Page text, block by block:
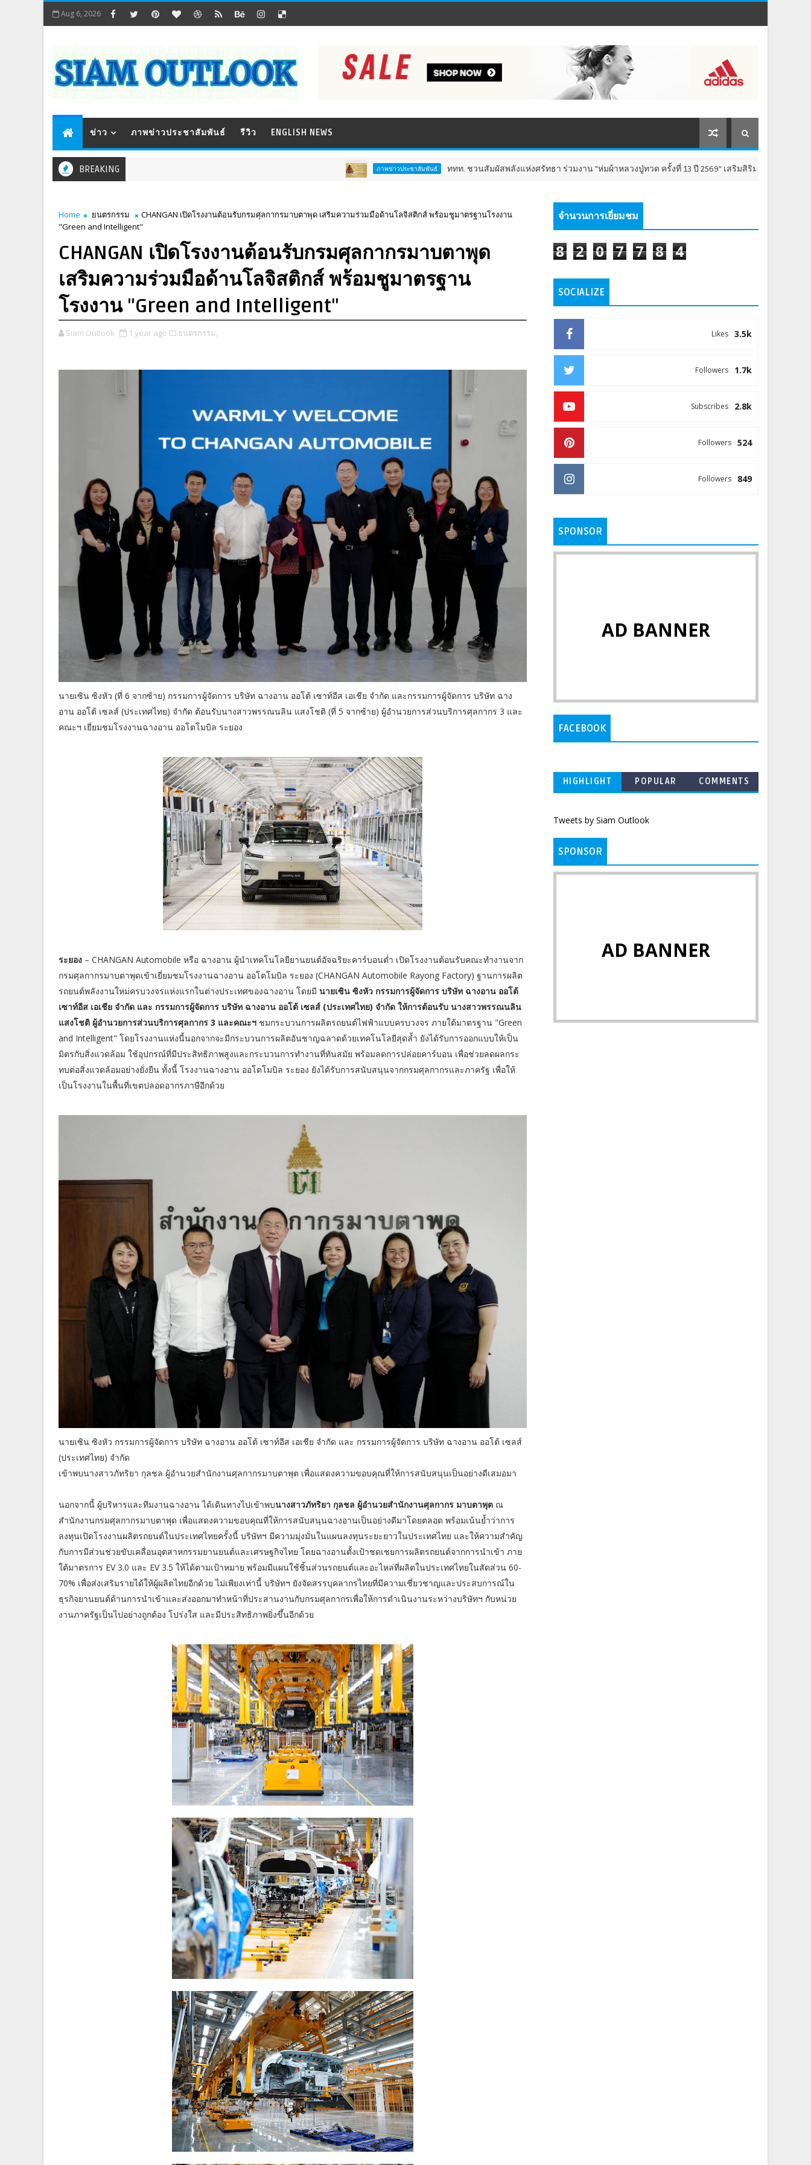
Aug 6, 2026
ข่าว ภาพข่าวประชาสัมพันธ์ รีวิว ENGLISH NEWS
BREAKING ภาพข่าวประชาสัมพันธ์ ททท. ชวนสัมผัสพลังแห่งศรัทธา ร่วมงาน "ห่มผ้าหลวงปู่ทวด ครั้งที่ 13 ปี 2569" เสริมสิริมงคล เติมพลังใจ 8-9 สิ
Home ยนตรกรรม
CHANGAN เปิดโรงงานต้อนรับกรมศุลกากรมาบตาพุด เสริมความร่วมมือด้านโลจิสติกส์ พร้อมชูมาตรฐานโรงงาน
"Green and Intelligent"
CHANGAN เปิดโรงงานต้อนรับกรมศุลกากรมาบตาพุด
เสริมความร่วมมือด้านโลจิสติกส์ พร้อมชูมาตรฐาน
โรงงาน "Green and Intelligent"
Siam Outlook 1 year ago ยนตรกรรม,
นายเซิน ซิงหัว (ที่ 6 จากซ้าย) กรรมการผู้จัดการ บริษัท ฉางอาน ออโต้ เซาท์อีส เอเชีย จำกัด และกรรมการผู้จัดการ บริษัท ฉาง
อาน ออโต้ เซลส์ (ประเทศไทย) จำกัด ต้อนรับนางสาวพรรณนลิน แสงโชติ (ที่ 5 จากซ้าย) ผู้อำนวยการส่วนบริการศุลกากร 3 และ
คณะฯ เยี่ยมชมโรงงานฉางอาน ออโตโมบิล ระยอง
ระยอง – CHANGAN Automobile หรือ ฉางอาน ผู้นำเทคโนโลยียานยนต์อัจฉริยะคาร์บอนต่ำ เปิดโรงงานต้อนรับคณะทำงานจาก
กรมศุลกากรมาบตาพุดเข้าเยี่ยมชมโรงงานฉางอาน ออโตโมบิล ระยอง (CHANGAN Automobile Rayong Factory) ฐานการผลิต
รถยนต์พลังงานใหม่ครบวงจรแห่งแรกในต่างประเทศของฉางอาน โดยมี นายเซิน ซิงหัว กรรมการผู้จัดการ บริษัท ฉางอาน ออโต้
เซาท์อีส เอเชีย จำกัด และ กรรมการผู้จัดการ บริษัท ฉางอาน ออโต้ เซลส์ (ประเทศไทย) จำกัด ให้การต้อนรับ นางสาวพรรณนลิน
แสงโชติ ผู้อำนวยการส่วนบริการศุลกากร 3 และคณะฯ ชมกระบวนการผลิตรถยนต์ไฟฟ้าแบบครบวงจร ภายใต้มาตรฐาน "Green
and Intelligent" โดยโรงงานแห่งนี้นอกจากจะมีกระบวนการผลิตอันชาญฉลาดด้วยเทคโนโลยีสุดล้ำ ยังได้รับการออกแบบให้เป็น
มิตรกับสิ่งแวดล้อม ใช้อุปกรณ์ที่มีประสิทธิภาพสูงและกระบวนการทำงานที่ทันสมัย พร้อมลดการปล่อยคาร์บอน เพื่อช่วยลดผลกระ
ทบต่อสิ่งแวดล้อมอย่างยั่งยืน ทั้งนี้ โรงงานฉางอาน ออโตโมบิล ระยอง ยังได้รับการสนับสนุนจากกรมศุลกากรและภาครัฐ เพื่อให้
เป็นโรงงานในพื้นที่เขตปลอดอากรภาษีอีกด้วย
นายเซิน ซิงหัว กรรมการผู้จัดการ บริษัท ฉางอาน ออโต้ เซาท์อีส เอเชีย จำกัด และ กรรมการผู้จัดการ บริษัท ฉางอาน ออโต้ เซลส์
(ประเทศไทย) จำกัด
เข้าพบนางสาวภัทริยา กุลชล ผู้อำนวยสำนักงานศุลกากรมาบตาพุต เพื่อแสดงความขอบคุณที่ให้การสนับสนุนเป็นอย่างดีเสมอมา
นอกจากนี้ ผู้บริหารและทีมงานฉางอาน ได้เดินทางไปเข้าพบนางสาวภัทริยา กุลชล ผู้อำนวยสำนักงานศุลกากร มาบตาพุต ณ
สำนักงานกรมศุลกากรมาบตาพุด เพื่อแสดงความขอบคุณที่ให้การสนับสนุนฉางอานเป็นอย่างดีมาโดยตลอด พร้อมเน้นย้ำว่าการ
ลงทุนเปิดโรงงานผลิตรถยนต์ในประเทศไทยครั้งนี้ บริษัทฯ มีความมุ่งมั่นในแผนลงทุนระยะยาวในประเทศไทย และให้ความสำคัญ
กับการมีส่วนช่วยขับเคลื่อนอุตสาหกรรมยานยนต์และเศรษฐกิจไทย โดยฉางอานตั้งเป้าชดเชยการผลิตรถยนต์จากการนำเข้า ภาย
ใต้มาตรการ EV 3.0 และ EV 3.5 ให้ได้ตามเป้าหมาย พร้อมมีแผนใช้ชิ้นส่วนรถยนต์และอะไหล่ที่ผลิตในประเทศไทยในสัดส่วน 60-
70% เพื่อส่งเสริมรายได้ให้ผู้ผลิตไทยอีกด้วย ไม่เพียงเท่านี้ บริษัทฯ ยังจัดสรรบุคลากรไทยที่มีความเชี่ยวชาญและประสบการณ์ใน
ธุรกิจยานยนต์ด้านการนำเข้าและส่งออกมาทำหน้าที่ประสานงานกับกรมศุลกากรเพื่อให้การดำเนินงานระหว่างบริษัทฯ กับหน่วย
งานภาครัฐเป็นไปอย่างถูกต้อง โปร่งใส และมีประสิทธิภาพยิ่งขึ้นอีกด้วย
จำนวนการเยี่ยมชม
8 2 0 7 7 8 4
SOCIALIZE
3.5k
Likes
1.7k
Followers
2.8k
Subscribes
524
Followers
849
Followers
SPONSOR
AD BANNER
FACEBOOK
HIGHLIGHT POPULAR COMMENTS
Tweets by Siam Outlook
SPONSOR
AD BANNER